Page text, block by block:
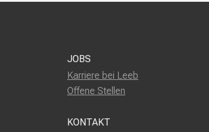
JOBS
Karriere bei Leeb
Offene Stellen
KONTAKT